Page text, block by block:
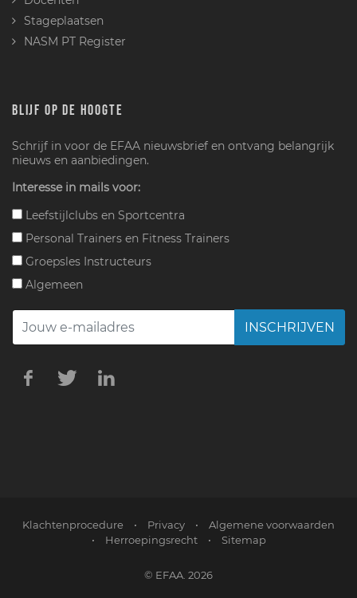
Stageplaatsen
NASM PT Register
BLIJF OP DE HOOGTE
Schrijf in voor de EFAA nieuwsbrief en ontvang belangrijk
nieuws en aanbiedingen.
Interesse in mails voor:
Leefstijlclubs en Sportcentra
Personal Trainers en Fitness Trainers
Groepsles Instructeurs
Algemeen
INSCHRIJVEN
Klachtenprocedure • Privacy •
Algemene voorwaarden
•
Herroepingsrecht • Sitemap
© EFAA. 2026